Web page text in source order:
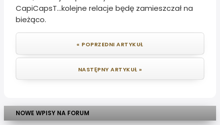
CapiCapsT...kolejne relacje będę zamieszczał na
bieżąco.
« POPRZEDNI ARTYKUŁ
NASTĘPNY ARTYKUŁ »
NOWE WPISY NA FORUM